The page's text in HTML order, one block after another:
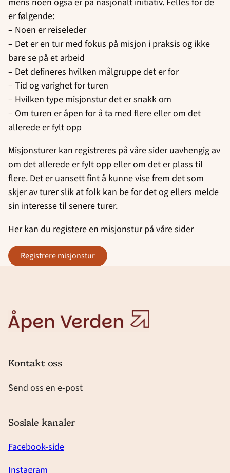
er følgende:
– Noen er reiseleder
– Det er en tur med fokus på misjon i praksis og ikke
bare se på et arbeid
– Det defineres hvilken målgruppe det er for
– Tid og varighet for turen
– Hvilken type misjonstur det er snakk om
– Om turen er åpen for å ta med flere eller om det
allerede er fylt opp
Misjonsturer kan registreres på våre sider uavhengig av
om det allerede er fylt opp eller om det er plass til
flere. Det er uansett fint å kunne vise frem det som
skjer av turer slik at folk kan be for det og ellers melde
sin interesse til senere turer.
Her kan du registere en misjonstur på våre sider
registrere misjonstur
Åpen
Verden
Kontakt oss
Send oss en e-post
Sosiale kanaler
Facebook-side
Instagram